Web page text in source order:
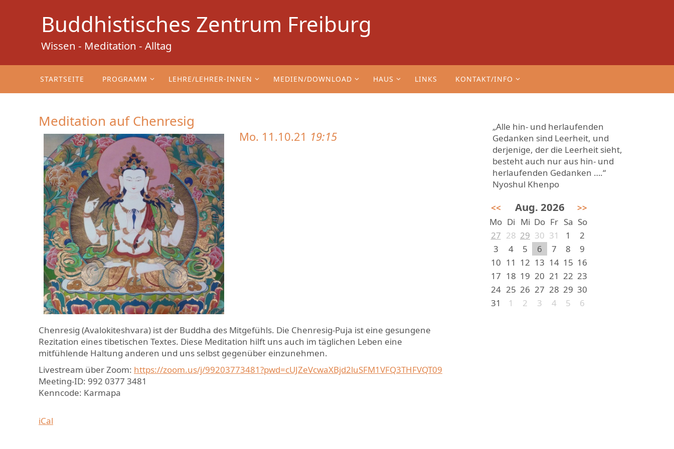
Buddhistisches Zentrum Freiburg
Wissen - Meditation - Alltag
STARTSEITE PROGRAMM LEHRE/LEHRER-INNEN MEDIEN/DOWNLOAD HAUS LINKS KONTAKT/INFO
Meditation auf Chenresig
Mo. 11.10.21 19:15
Chenresig (Avalokiteshvara) ist der Buddha des Mitgefühls. Die Chenresig-Puja ist eine gesungene
Rezitation eines tibetischen Textes. Diese Meditation hilft uns auch im täglichen Leben eine
mitfühlende Haltung anderen und uns selbst gegenüber einzunehmen.
Livestream über Zoom: https://zoom.us/j/99203773481?pwd=cUJZeVcwaXBjd2luSFM1VFQ3THFVQT09
Meeting-ID: 992 0377 3481
Kenncode: Karmapa
iCal
„Alle hin- und herlaufenden
Gedanken sind Leerheit, und
derjenige, der die Leerheit sieht,
besteht auch nur aus hin- und
herlaufenden Gedanken ….“
Nyoshul Khenpo
<< Aug. 2026
>>
Mo Di Mi Do Fr Sa So
27 28 29 30 31 1
2
3
4 5 6 7 8
9
10 11 12 13 14 15 16
17 18 19 20 21 22 23
24 25 26 27 28 29 30
31
1 2 3 4 5 6